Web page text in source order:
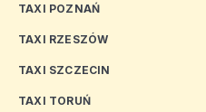
TAXI POZNAŃ
TAXI RZESZÓW
TAXI SZCZECIN
TAXI TORUŃ